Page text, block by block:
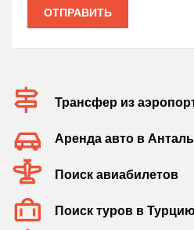
ОТПРАВИТЬ
Трансфер из
Аренда авто в
Поиск авиабилетов
Поиск туров в Турцию